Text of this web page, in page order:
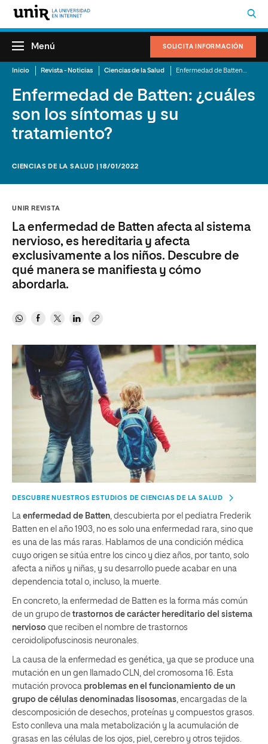
SOLICITA INFORMACIÓN
Menú
Inicio Revista - Noticias Ciencias de la Salud
Enfermedad de Batten: ¿cuáles
son los síntomas y su
tratamiento?
CIENCIAS DE LA SALUD | 18/01/2022
UNIR REVISTA
La enfermedad de Batten afecta al sistema
nervioso, es hereditaria y afecta
exclusivamente a los niños. Descubre de
qué manera se manifiesta y cómo
abordarla.
DESCUBRE NUESTROS ESTUDIOS DE CIENCIAS DE LA SALUD
La enfermedad de Batten , descubierta por el pediatra Frederik
Batten en el año 1903, no es solo una enfermedad rara, sino que
es una de las más raras. Hablamos de una condición médica
cuyo origen se sitúa entre los cinco y diez años, por tanto, solo
afecta a niños y niñas, y su desarrollo puede acabar en una
dependencia total o, incluso, la muerte.
En concreto, la enfermedad de Batten es la forma más común
de un grupo de trastornos de carácter hereditario del sistema
nervioso que reciben el nombre de trastornos
ceroidolipofuscinosis neuronales.
La causa de la enfermedad es genética, ya que se produce una
mutación en un gen llamado CLN, del cromosoma 16. Esta
mutación provoca problemas en el funcionamiento de un
grupo de células denominadas lisosomas , encargadas de la
descomposición de desechos, proteínas y compuestos grasos.
Esto conlleva una mala metabolización y la acumulación de
grasas en las células de los ojos, piel, cerebro y otros tejidos.